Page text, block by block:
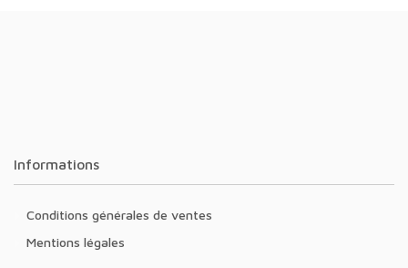
Informations
Conditions générales de ventes
Mentions légales